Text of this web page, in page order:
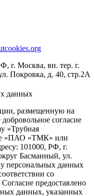
г. Москва, вн. тер. г.
Покровка, д. 40, стр.2А
данных
размещенную на
согласие
«Трубная
«ПАО «ТМК» или
101000, РФ, г.
Басманный, ул.
персональных данных
со
предоставлено
данных, указанных